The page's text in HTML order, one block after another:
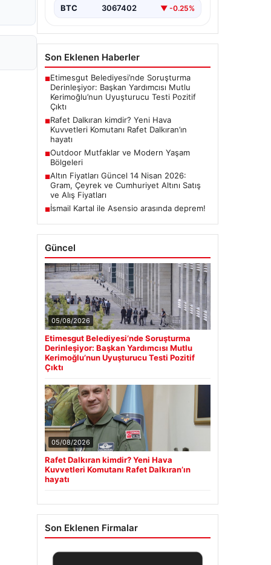
BTC 3067402 ▼ -0.25%
Son Eklenen Haberler
■Etimesgut Belediyesi’nde Soruşturma
Derinleşiyor: Başkan Yardımcısı Mutlu
Kerimoğlu’nun Uyuşturucu Testi Pozitif
Çıktı
■Rafet Dalkıran kimdir? Yeni Hava
Kuvvetleri Komutanı Rafet Dalkıran’ın
hayatı
■Outdoor Mutfaklar ve Modern Yaşam
Bölgeleri
■Altın Fiyatları Güncel 14 Nisan 2026:
Gram, Çeyrek ve Cumhuriyet Altını Satış
ve Alış Fiyatları
■İsmail Kartal ile Asensio arasında deprem!
Güncel
05/08/2026
Etimesgut Belediyesi’nde Soruşturma
Derinleşiyor: Başkan Yardımcısı Mutlu
Kerimoğlu’nun Uyuşturucu Testi Pozitif
Çıktı
05/08/2026
Rafet Dalkıran kimdir? Yeni Hava
Kuvvetleri Komutanı Rafet Dalkıran’ın
hayatı
Son Eklenen Firmalar